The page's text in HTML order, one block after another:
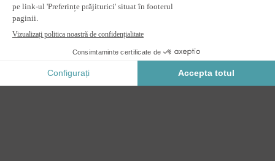
Bază parasolar KERI - Set de 4 suporturi de greutate din
plastic negru
ANUNȚĂ-MĂ
Anunta-ma cand acest produs revine in stoc.